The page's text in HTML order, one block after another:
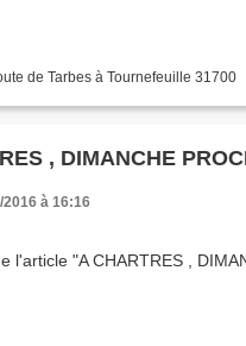
de Tarbes à Tournefeuille 31700
, DIMANCHE
2016 à 16:16